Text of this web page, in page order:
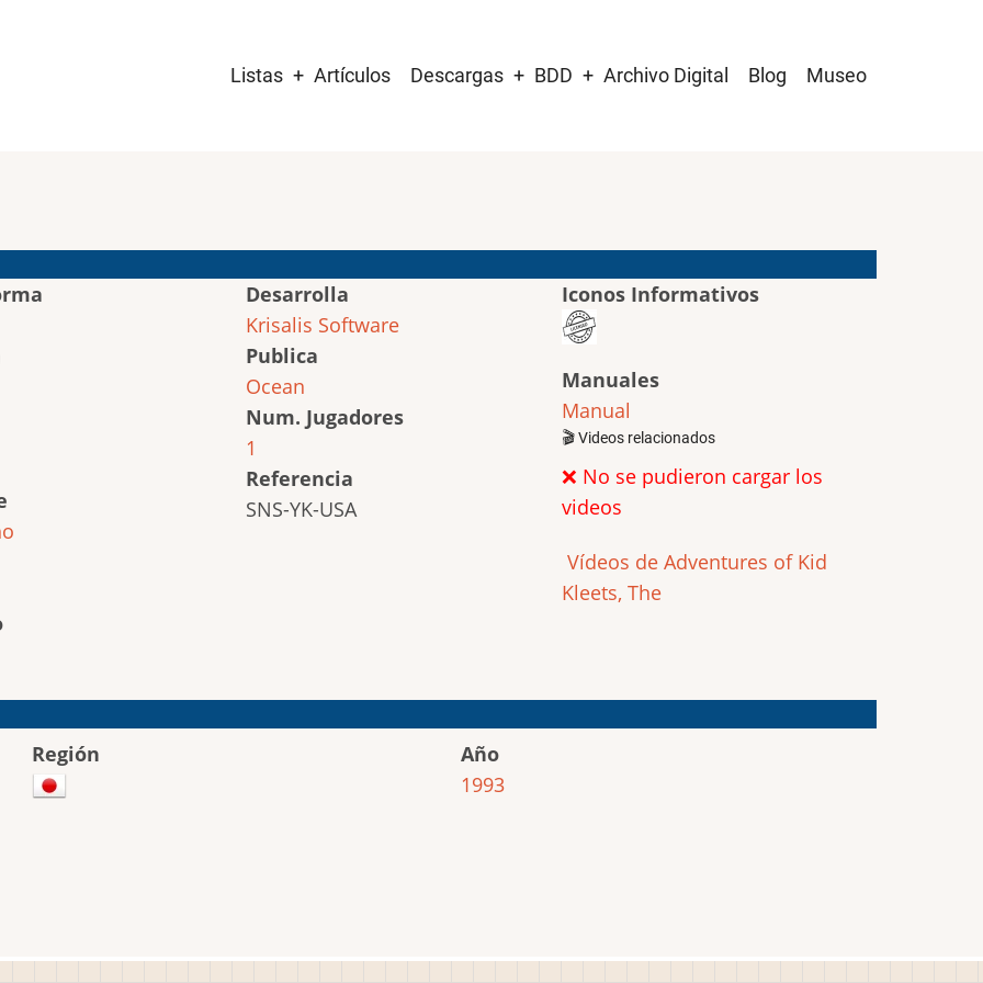
navigation
Listas Artículos Descargas BDD Archivo Digital Blog Museo
Desarrolla
Krisalis Software
Publica
Ocean
Num. Jugadores
1
Referencia
SNS-YK-USA
Iconos Informativos
Manuales
Manual
🎬 Videos relacionados
❌ No se pudieron cargar los
videos
Vídeos de Adventures of Kid
Kleets, The
Región
Año
1993